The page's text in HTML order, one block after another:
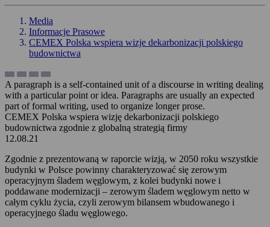
Media
Informacje Prasowe
CEMEX Polska wspiera wizje dekarbonizacji polskiego
budownictwa
A paragraph is a self-contained unit of a discourse in writing dealing
with a particular point or idea. Paragraphs are usually an expected
part of formal writing, used to organize longer prose.
CEMEX Polska wspiera wizję dekarbonizacji polskiego
budownictwa zgodnie z globalną strategią firmy
12.08.21
Zgodnie z prezentowaną w raporcie wizją, w 2050 roku wszystkie
budynki w Polsce powinny charakteryzować się zerowym
operacyjnym śladem węglowym, z kolei budynki nowe i
poddawane modernizacji – zerowym śladem węglowym netto w
całym cyklu życia, czyli zerowym bilansem wbudowanego i
operacyjnego śladu węglowego.